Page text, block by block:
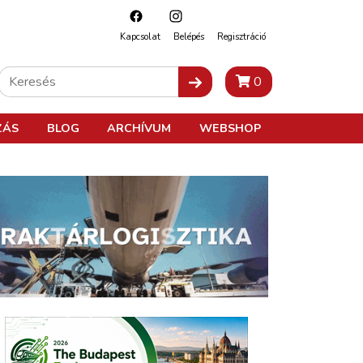
Kapcsolat Belépés Regisztráció
0
BLOG ARCHÍVUM WEBSHOP